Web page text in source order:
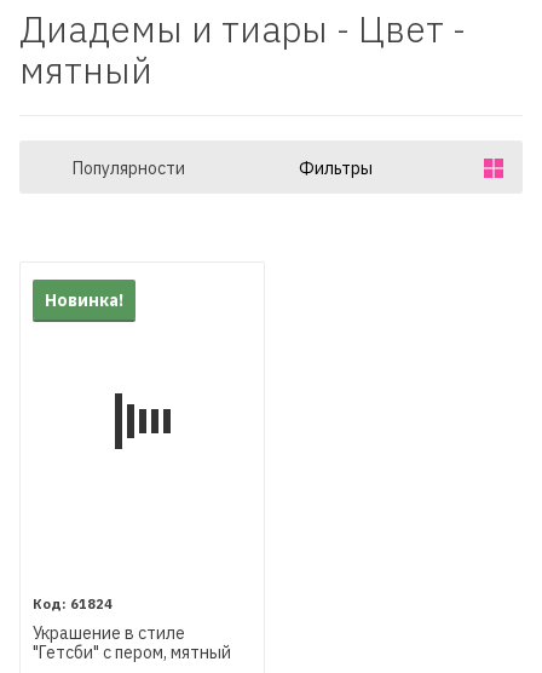
Диадемы и тиары - Цвет -
мятный
Популярности Фильтры
Новинка!
61824
Украшение в стиле
"Гетсби" с пером, мятный